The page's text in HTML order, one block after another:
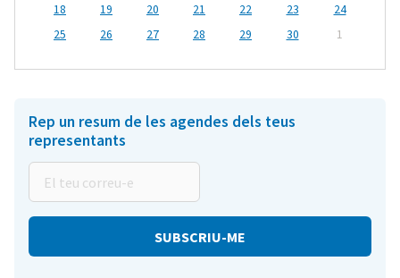
18
19 20 21 22 23
24
25
26 27 28 29 30 1
Rep un resum de les agendes dels teus
representants
teu
correu-